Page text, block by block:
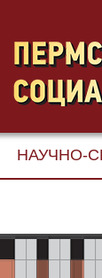
НАУЧНО-